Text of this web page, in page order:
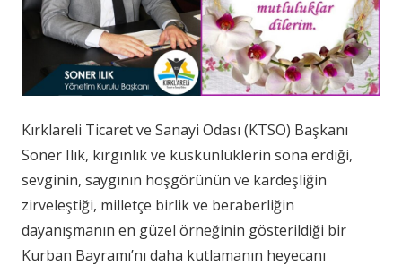
Kırklareli Ticaret ve Sanayi Odası (KTSO) Başkanı
Soner Ilık, kırgınlık ve küskünlüklerin sona erdiği,
sevginin, saygının hoşgörünün ve kardeşliğin
zirveleştiği, milletçe birlik ve beraberliğin
dayanışmanın en güzel örneğinin gösterildiği bir
Kurban Bayramı’nı daha kutlamanın heyecanı